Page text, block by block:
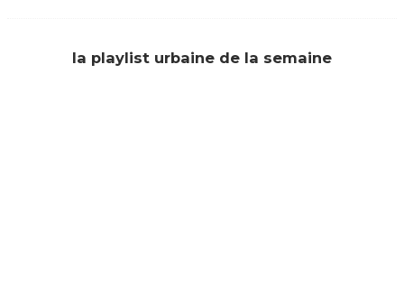
la playlist urbaine de la semaine